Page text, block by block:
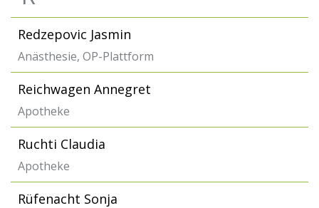
Redzepovic Jasmin
Anästhesie, OP-Plattform
Reichwagen Annegret
Apotheke
Ruchti Claudia
Apotheke
Rüfenacht Sonja